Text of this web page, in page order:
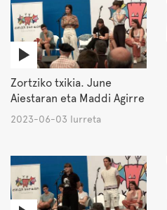
Zortziko txikia. June
Aiestaran eta Maddi Agirre
2023-06-03 Iurreta